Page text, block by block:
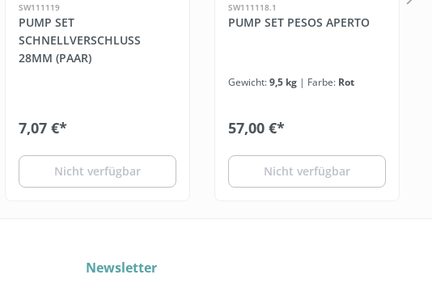
SW111119
PUMP SET
SCHNELLVERSCHLUSS
28MM (PAAR)
7,07 €*
Nicht verfügbar
SW111118.1
PUMP SET PESOS APERTO
Gewicht:9,5 kg | Farbe: Rot
57,00 €*
Nicht verfügbar
Newsletter